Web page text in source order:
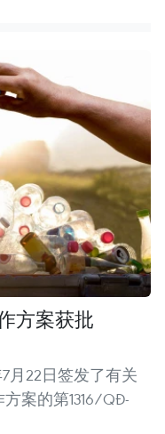
方案获批
月22日签发了有关
案的第1316/QĐ-